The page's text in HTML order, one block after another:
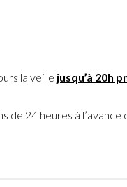
la veille jusqu’à 20h
de 24 heures à